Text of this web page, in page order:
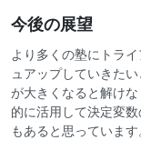
今後の展望
より多くの塾にトラ
ュアップしていきた
が大きくなると解け
的に活用して決定変
もあると思っています